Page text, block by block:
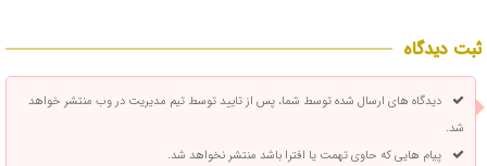
ثبت دیدگاه
دیدگاه های ارسال شده توسط شما، پس از تایید توسط تیم مدیریت در وب منتشر خواهد
شد.
پیام هایی که حاوی تهمت یا افترا باشد منتشر نخواهد شد.